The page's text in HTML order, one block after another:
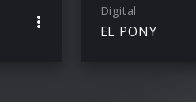
Digital
EL PONY